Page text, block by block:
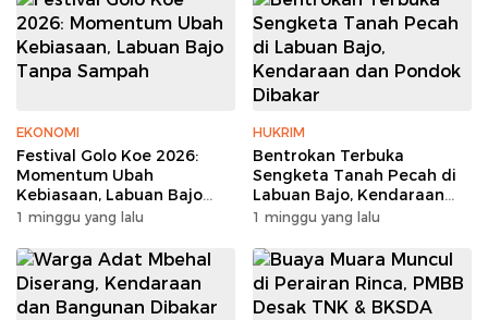
EKONOMI
Festival Golo Koe 2026:
Momentum Ubah
Kebiasaan, Labuan Bajo
Tanpa Sampah
1 minggu yang lalu
HUKRIM
Bentrokan Terbuka
Sengketa Tanah Pecah di
Labuan Bajo, Kendaraan
dan Pondok Dibakar
1 minggu yang lalu